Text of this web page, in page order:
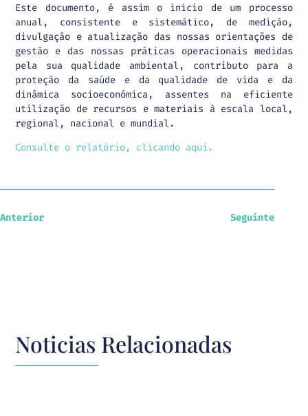
Este documento, é assim o inicio de um processo
anual, consistente e sistemático, de medição,
divulgação e atualização das nossas orientações de
gestão e das nossas práticas operacionais medidas
pela sua qualidade ambiental, contributo para a
proteção da saúde e da qualidade de vida e da
dinâmica socioeconómica, assentes na eficiente
utilização de recursos e materiais à escala local,
regional, nacional e mundial.
Consulte o relatório, clicando aqui.
Anterior Seguinte
Noticias Relacionadas